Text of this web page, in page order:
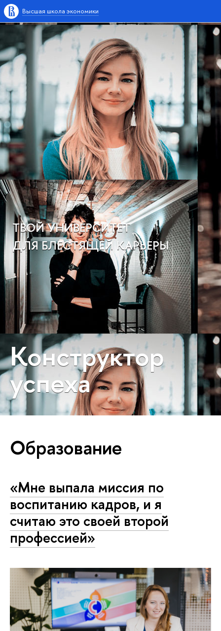
Высшая школа экономики
ТВОЙ УНИВЕРСИТЕТ
ДЛЯ БЛЕСТЯЩЕЙ КАРЬЕРЫ
Конструктор
успеха
Образование
«Мне выпала миссия по
воспитанию кадров, и я
считаю это своей второй
профессией»